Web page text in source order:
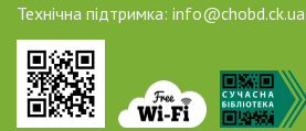
Технічна підтримка: info@chobd.ck.ua